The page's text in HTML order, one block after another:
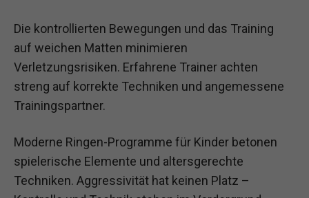
Die kontrollierten Bewegungen und das Training
auf weichen Matten minimieren
Verletzungsrisiken. Erfahrene Trainer achten
streng auf korrekte Techniken und angemessene
Trainingspartner.
Moderne Ringen-Programme für Kinder betonen
spielerische Elemente und altersgerechte
Techniken. Aggressivität hat keinen Platz –